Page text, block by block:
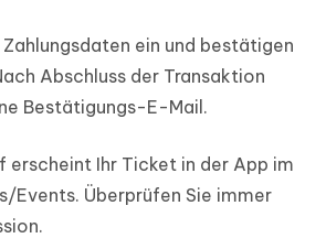
Zahlungsdaten ein und bestätigen
Abschluss der Transaktion
Bestätigungs-E-Mail.
erscheint Ihr Ticket in der App im
Events. Überprüfen Sie immer